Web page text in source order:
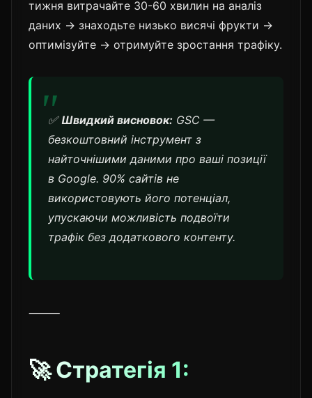
тижня витрачайте 30-60 хвилин на аналіз
даних → знаходьте низько висячі фрукти →
оптимізуйте → отримуйте зростання трафіку.
✅ Швидкий висновок: GSC —
безкоштовний інструмент з
найточнішими даними про ваші позиції
в Google. 90% сайтів не
використовують його потенціал,
упускаючи можливість подвоїти
трафік без додаткового контенту.
⸻
🚀 Стратегія 1: